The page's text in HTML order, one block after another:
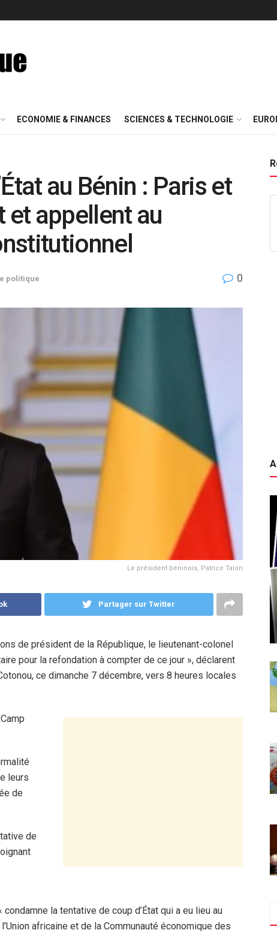
ECONOMIE & FINANCES SCIENCES & TECHNOLOGIE
au Bénin : Paris et
appellent au
politique 0
Le président béninois, Patrice Talon
Partager sur Twitter
de président de la République, le lieutenant-colonel
pour la refondation à compter de ce jour », déclarent
ce dimanche 7 décembre, vers 8 heures locales
leurs
de
de
la tentative de coup d’État qui a eu lieu au
africaine et de la Communauté économique des